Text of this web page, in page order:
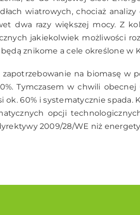
wiatrowych, chociaż
dwa razy większej mocy. Z
jakiekolwiek możliwości
znikome a cele określone w
zapotrzebowanie na biomasę w
Tymczasem w chwili
ok. 60% i systematycznie
opcji
2009/28/WE niż